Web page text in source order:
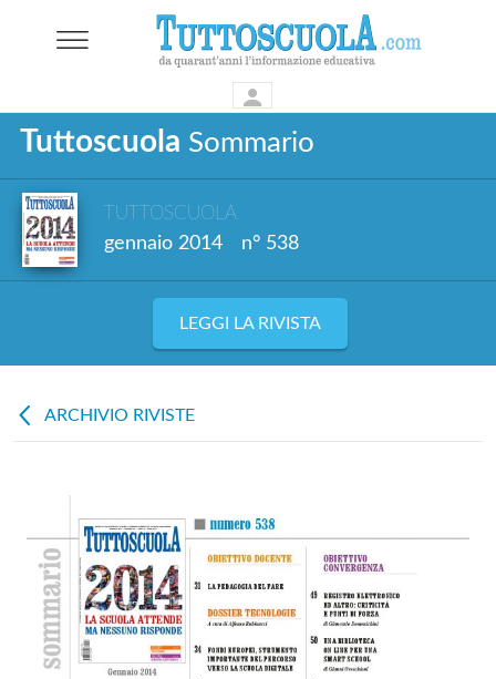
Tuttoscuola Sommario
TUTTOSCUOLA
gennaio 2014 n° 538
LEGGI LA RIVISTA
ARCHIVIO RIVISTE